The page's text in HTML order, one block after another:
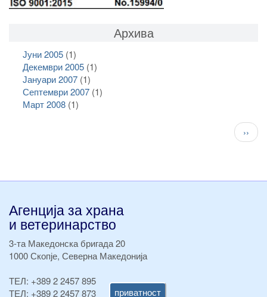
приватност
Архива
Јуни 2005(1)
Декември 2005(1)
Јануари 2007(1)
Септември 2007(1)
Март 2008(1)
››
Агенција за храна
и ветеринарство
3-та Македонска бригада 20
1000 Скопје, Северна Македонија
ТЕЛ: +389 2 2457 895
ТЕЛ: +389 2 2457 873